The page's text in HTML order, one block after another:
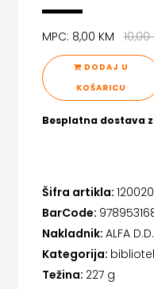
FIGULUS
FOKUS
KOMUNIKACIJE
ZIRAL
GLAS
KONCILA
HENA COM
Hrvatska sveučilišna
KONCEPT IZADAVAŠTVO
KONCEPT IZDAVAŠTVO
KRŠĆANSKA SADAŠNJOST
MPC: 8,00 KM10,00
DODAJ U
KOŠARICU
Besplatna dostava
Šifra artikla:
BarCode:
Nakladnik: ALFA D.D.
Kategorija:
Težina: 227 g